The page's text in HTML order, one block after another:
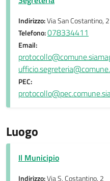
Indirizzo:Via San Costantino, 2
Telefono:078334411
Email:
PEC:
Luogo
Il Municipio
Indirizzo:Via S. Costantino, 2